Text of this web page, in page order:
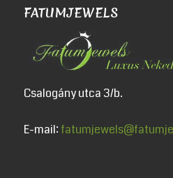
FATUMJEWELS
Csalogány utca 3/b.
E-mail: